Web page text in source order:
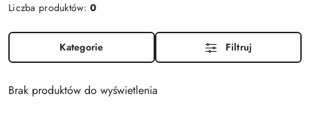
Liczba produktów:0
Kategorie Filtruj
Brak produktów do wyświetlenia